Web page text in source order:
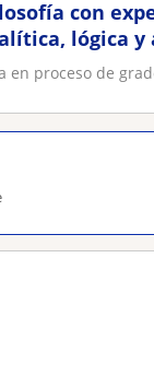
con
lógica y
en proceso de